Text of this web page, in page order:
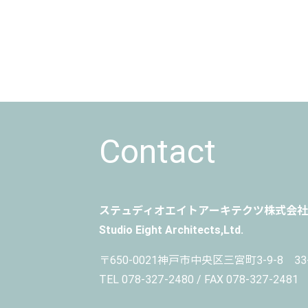
Contact
ステュディオエイトアーキテクツ株式会社
Studio Eight Architects,Ltd.
〒650-0021神戸市中央区三宮町3-9-8
TEL 078-327-2480 / FAX 078-327-2481